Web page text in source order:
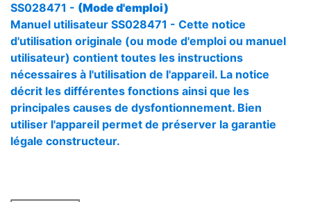
SS028471 - (Mode d'emploi)
Manuel utilisateur SS028471 - Cette notice
d'utilisation originale (ou mode d'emploi ou manuel
utilisateur) contient toutes les instructions
nécessaires à l'utilisation de l'appareil. La notice
décrit les différentes fonctions ainsi que les
principales causes de dysfontionnement. Bien
utiliser l'appareil permet de préserver la garantie
légale constructeur.